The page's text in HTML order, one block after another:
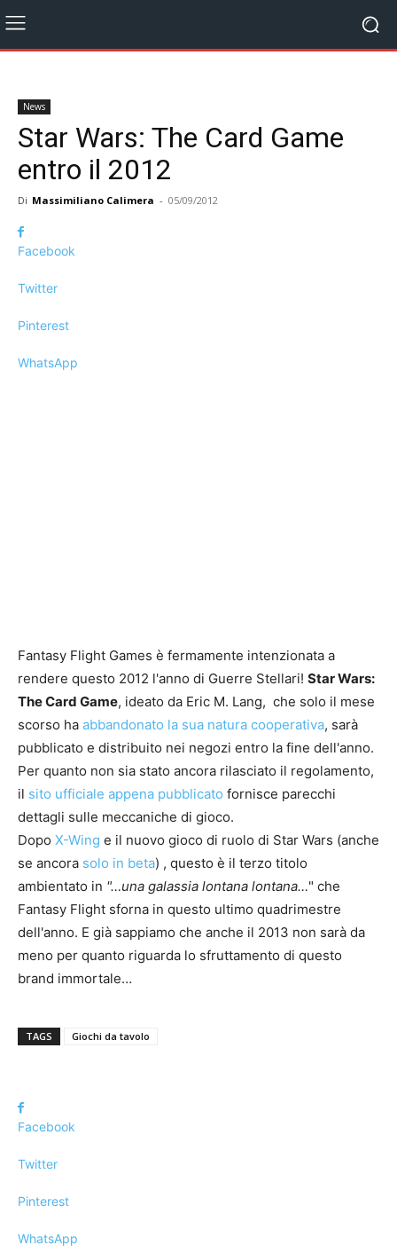
News
Star Wars: The Card Game
entro il 2012
Di Massimiliano Calimera - 05/09/2012
Facebook
Twitter
Pinterest
WhatsApp
Fantasy Flight Games è fermamente intenzionata a
rendere questo 2012 l'anno di Guerre Stellari! Star Wars:
The Card Game, ideato da Eric M. Lang, che solo il mese
scorso ha abbandonato la sua natura cooperativa, sarà
pubblicato e distribuito nei negozi entro la fine dell'anno.
Per quanto non sia stato ancora rilasciato il regolamento,
il sito ufficiale appena pubblicato fornisce parecchi
dettagli sulle meccaniche di gioco.
Dopo X-Wing e il nuovo gioco di ruolo di Star Wars (anche
se ancora solo in beta) , questo è il terzo titolo
ambientato in "…una galassia lontana lontana…" che
Fantasy Flight sforna in questo ultimo quadrimestre
dell'anno. E già sappiamo che anche il 2013 non sarà da
meno per quanto riguarda lo sfruttamento di questo
brand immortale…
TAGS Giochi da tavolo
Facebook
Twitter
Pinterest
WhatsApp